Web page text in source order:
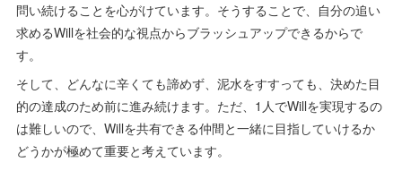
問い続けることを心がけています。そうすることで、自分の追い
求めるWillを社会的な視点からブラッシュアップできるからで
す。
そして、どんなに辛くても諦めず、泥水をすすっても、決めた目
的の達成のため前に進み続けます。ただ、1人でWillを実現するの
は難しいので、Willを共有できる仲間と一緒に目指していけるか
どうかが極めて重要と考えています。